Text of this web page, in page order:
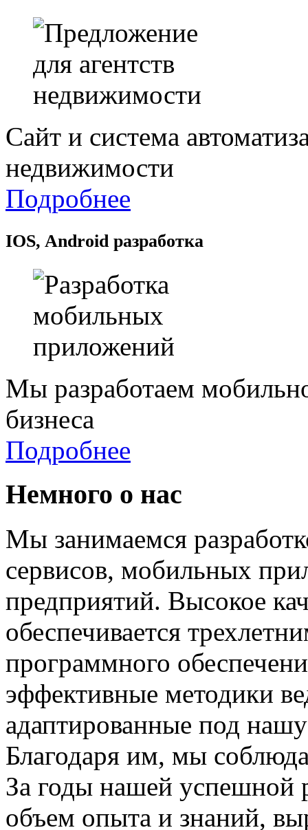
Сайт и система
недвижимости
Подробнее
IOS, Android разработка
Мы разработаем
бизнеса
Подробнее
Немного о нас
Мы занимаемся
сервисов, мобильных
предприятий. Высокое
обеспечивается
программного
эффективные методики
адаптированные под
Благодаря им, мы
За годы нашей успешной
объем опыта и знаний,